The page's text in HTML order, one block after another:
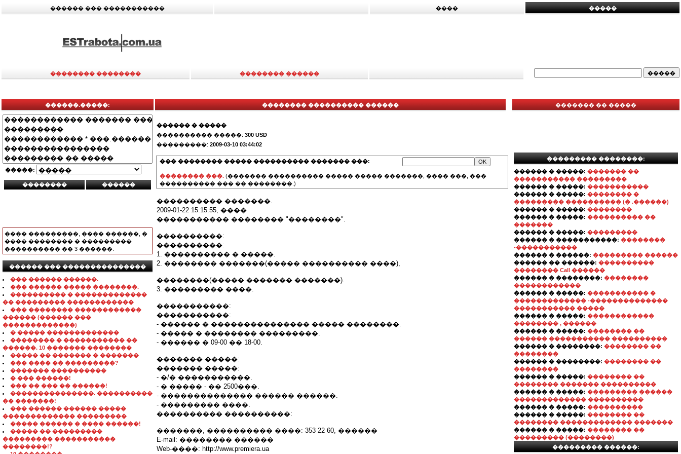
������ ��� ����������� ���� �����
�������� �������� �������� ������
������.�����:
�����:
���� ���������, ���� ������, �
���� �������� � ���������
���������� �� 3 ������.
������ ��� ���������������
��� ������ ������.
��� ������ ����� ��������.
���������� � �������������
�� ��������� ������������
��� �������� ������������
������ (������ ���
�������������)
� ����� �������������
�������� � ����������� ��
������. 10 ������� ��������
����� �� ������� � �������
��� ���� �� ���������?
������� ����������
� ��� ������!
��� �� ��� �� ������!
���������������. ����������
�� �������!
��� ������ ������ �����
������������� ���������
����� ������ � ���� ������!
����� �� ���������
��������� �����������
��������!?
�������� ���������� ������
������ � �����
���������� �����: 300 USD
���������: 2009-03-10 03:44:02
��� �������� ����� ���������� ������� ���:
�������� ���. (������� ���������� ����� ����� �������, ���� ���, ���
���������� ��� �� ��������.)
���������� �������.
2009-01-22 15:15:55, ����
����������� �������� "��������".
����������:
����������:
1. ���������� � �����.
2. �������� �������(����� ���������� ����),
��������(����� ������� �������).
3. ��������� ����.
�����������:
�����������:
- ������ � ��������������� ����� ��������.
- ����� � �������� ���������.
- ������ � 09-00 �� 18-00.
������� �����:
������� �����:
- �/� �����������.
- � ����� - �� 2500���.
- �������������� ������ ������.
- ��������� ����.
���������� ����������:
�������, ���������� ����: 353 22 60, ������
E-mail: �������� ������
Web-����: http://www.premiera.ua
������� �� �����
��������� ��������:
������ � �����: ������� ��
����������� ���������
������ � �����: �����������
������ � �����: �������� �
��������� ���������� (� .������)
������ � �����: ��������
������ � �����: ���������� ��
�������
������ � �����: ���������
������ � �����������: ��������
-�����������
������ � ������: ��������� ������
������ �� ������: ����������
�������� Call ������
������ � ��������: ��������
������������
������ � �����: ����������� �
������������� -��������������
����������� �����
������ � �����: ������������
�������� , ������
������ � �����: �������� ��
������ ����������� ����������
������ � ��������: �������� ��
��������
������ � ��������: �������� ��
��������
������ � �����: �������� ��
�������� ������� ����������
������ � �����: ��������� ������
������������� ����������
������ � �����: ����������
������ � �����: �������� ��
�������� ������������� �������
������ � �����: �������� ��
��������� (��������)
��������� ������: